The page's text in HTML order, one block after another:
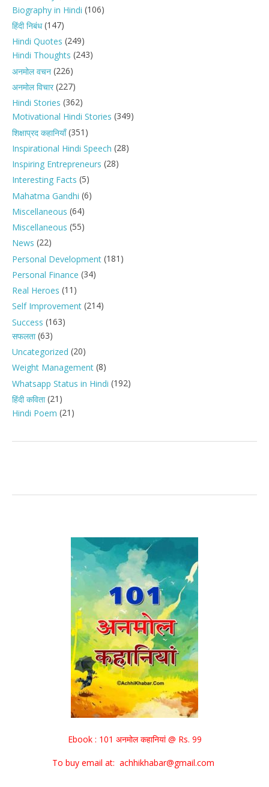
Biography in Hindi (106)
हिंदी निबंध(147)
Hindi Quotes (249)
Hindi Thoughts (243)
अनमोल वचन (226)
अनमोल विचार(227)
Hindi Stories (362)
Motivational Hindi Stories (349)
शिक्षाप्रद कहानियाँ(351)
Inspirational Hindi Speech (28)
Inspiring Entrepreneurs (28)
Interesting Facts (5)
Mahatma Gandhi (6)
Miscellaneous (64)
Miscellaneous (55)
News (22)
Personal Development (181)
Personal Finance (34)
Real Heroes (11)
Self Improvement (214)
Success (163)
सफलता(63)
Uncategorized (20)
Weight Management (8)
Whatsapp Status in Hindi (192)
हिंदी कविता(21)
Hindi Poem (21)
Ebook : 101 अनमोल कहानियां @ Rs. 99
To buy email at: achhikhabar@gmail.com